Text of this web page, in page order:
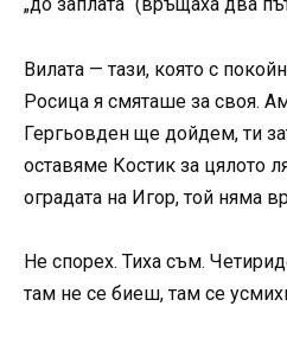
„до заплата“ (връщаха два
Вилата — тази, която с
Росица я смяташе за своя.
Гергьовден ще дойдем, ти
оставяме Костик за цялото
оградата на Игор, той няма
Не спорех. Тиха съм.
там не се биеш, там се